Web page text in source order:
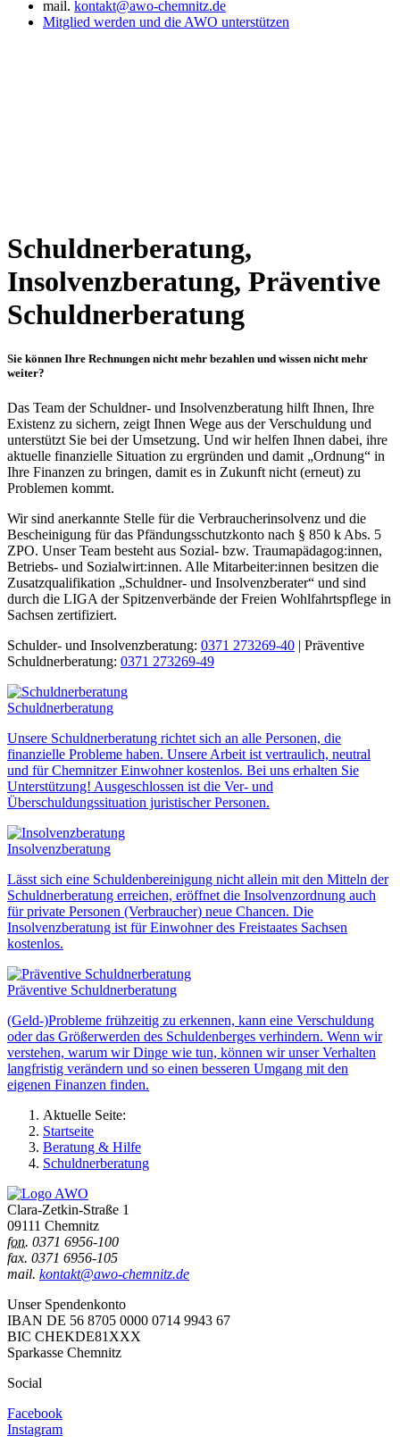
mail. kontakt@awo-chemnitz.de
Mitglied werden und die AWO unterstützen
Schuldnerberatung,
Insolvenzberatung, Präventive
Schuldnerberatung
Sie können Ihre Rechnungen nicht mehr bezahlen und wissen nicht mehr
weiter?
Das Team der Schuldner- und Insolvenzberatung hilft Ihnen, Ihre
Existenz zu sichern, zeigt Ihnen Wege aus der Verschuldung und
unterstützt Sie bei der Umsetzung. Und wir helfen Ihnen dabei, ihre
aktuelle finanzielle Situation zu ergründen und damit „Ordnung“ in
Ihre Finanzen zu bringen, damit es in Zukunft nicht (erneut) zu
Problemen kommt.
Wir sind anerkannte Stelle für die Verbraucherinsolvenz und die
Bescheinigung für das Pfändungsschutzkonto nach § 850 k Abs. 5
ZPO. Unser Team besteht aus Sozial- bzw. Traumapädagog:innen,
Betriebs- und Sozialwirt:innen. Alle Mitarbeiter:innen besitzen die
Zusatzqualifikation „Schuldner- und Insolvenzberater“ und sind
durch die LIGA der Spitzenverbände der Freien Wohlfahrtspflege in
Sachsen zertifiziert.
Schulder- und Insolvenzberatung: 0371 273269-40 | Präventive
Schuldnerberatung: 0371 273269-49
Schuldnerberatung
Unsere Schuldnerberatung richtet sich an alle Personen, die
finanzielle Probleme haben. Unsere Arbeit ist vertraulich, neutral
und für Chemnitzer Einwohner kostenlos. Bei uns erhalten Sie
Unterstützung! Ausgeschlossen ist die Ver- und
Überschuldungssituation juristischer Personen.
Insolvenzberatung
Lässt sich eine Schuldenbereinigung nicht allein mit den Mitteln der
Schuldnerberatung erreichen, eröffnet die Insolvenzordnung auch
für private Personen (Verbraucher) neue Chancen. Die
Insolvenzberatung ist für Einwohner des Freistaates Sachsen
kostenlos.
Präventive Schuldnerberatung
(Geld-)Probleme frühzeitig zu erkennen, kann eine Verschuldung
oder das Größerwerden des Schuldenberges verhindern. Wenn wir
verstehen, warum wir Dinge wie tun, können wir unser Verhalten
langfristig verändern und so einen besseren Umgang mit den
eigenen Finanzen finden.
Aktuelle Seite:
Startseite
Beratung & Hilfe
Schuldnerberatung
Clara-Zetkin-Straße 1
09111 Chemnitz
fon. 0371 6956-100
fax. 0371 6956-105
mail. kontakt@awo-chemnitz.de
Unser Spendenkonto
IBAN DE 56 8705 0000 0714 9943 67
BIC CHEKDE81XXX
Sparkasse Chemnitz
Social
Facebook
Instagram